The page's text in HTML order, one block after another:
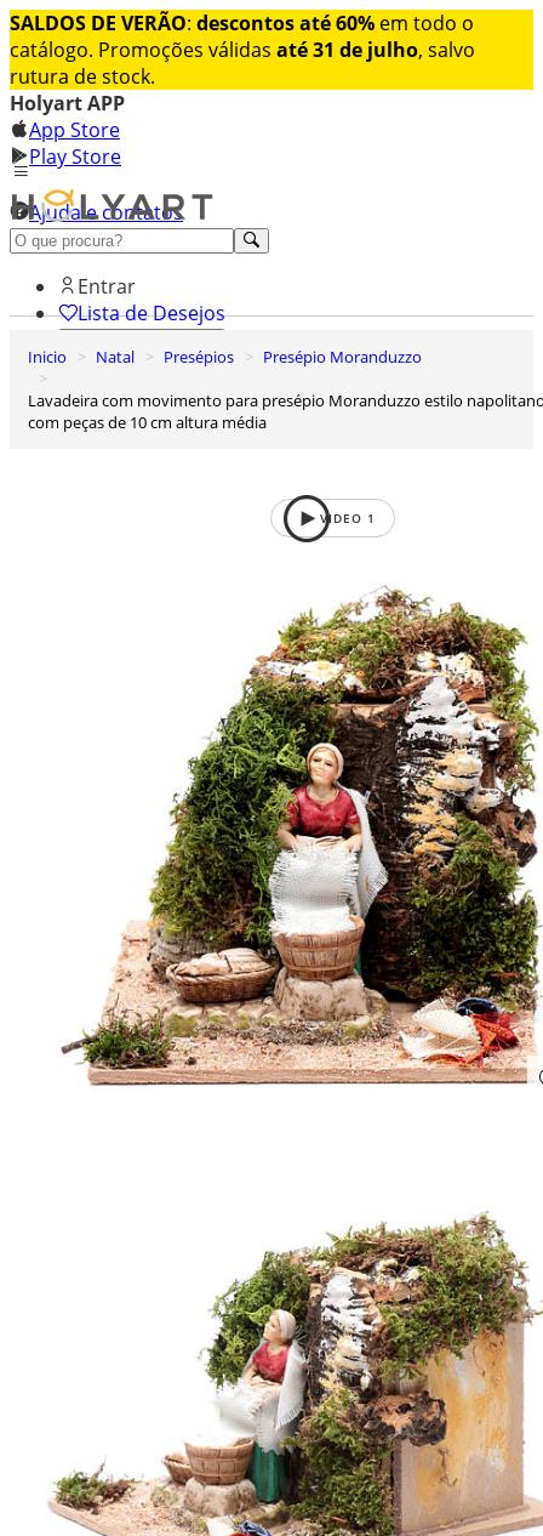
SALDOS DE VERÃO: descontos até 60% em todo o
catálogo. Promoções válidas até 31 de julho, salvo
rutura de stock.
Holyart APP
App Store
Play Store
Ajuda e contatos
Conheça premium
Entrar
Lista de Desejos
Inicio Natal Presépios
Presépio Moranduzzo
Lavadeira com movimento para presépio Moranduzzo estilo napolitano
com peças de 10 cm altura média
VIDEO 1